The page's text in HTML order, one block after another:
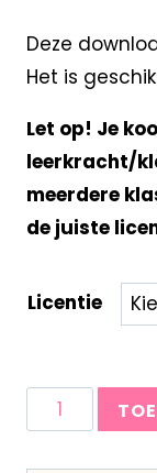
Deze
Het is
Let op! Je
leerkracht/
meerdere
de juiste
Licentie